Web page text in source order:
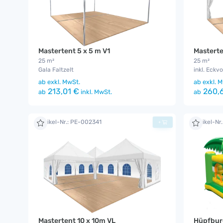
Mastertent 5 x 5 m V1
25 m²
Gala Faltzelt
ab exkl. MwSt.
ab 213,01 € inkl. MwSt.
25 m²
inkl.
ab exkl.
ab
Artikel-Nr.: PE-002341
Mastertent 10 x 10m VL
+ Artikel-